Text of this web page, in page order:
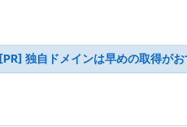
[PR] 独自ドメインは早めの取得がお